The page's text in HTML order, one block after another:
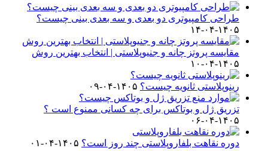
طراحی کامپیوتری دو بعدی و سه بعدی بینی چیست؟
۱۴۰۵-۰۴-۱۴
مقایسه پروتز چانه و جنیوپلاستی | انتخاب بهترین روش
۱۴۰۵-۰۴-۱۰
رینوپلاستی ثانویه چیست؟ ۱۴۰۵-۰۴-۰۹
تزریق ژل و بوتاکس برای چه کسانی ممنوع است ؟
۱۴۰۵-۰۴-۰۶
دوره نقاهت بلفاروپلاستی چند روز است؟ ۱۴۰۵-۰۴-۰۱